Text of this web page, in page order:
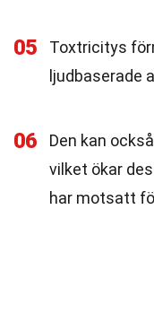
05
Toxtricitys
ljudbaserade
06
Den kan
vilket ökar
har motsatt